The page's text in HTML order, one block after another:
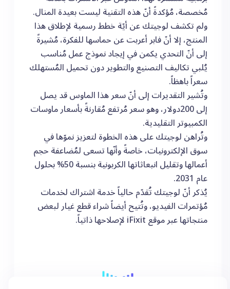
مُخصصة، مُؤكدةً أنّ هذه التقنية ليست بعيدة المنال.
ولم تكشف لوجيتك عن أيّة خطط رسمية لإطلاق هذا
المنتج، إلا أنّ فابر أعربت عن حماسها للفكرة، مُشيرةً
إلى أنّ التحدي يكمن في إيجاد نموذج عمل مُناسب
يُلبي تكاليف التصنيع والتطوير دون تحميل المُستهلك
سعراً باهظاً.
وتُشير التقديرات إلى أنّ سعر هذا الماوس قد يصل
إلى 200دولار، وهو سعر مُرتفع مُقارنةً بأسعار ماوسات
الكمبيوتر التقليدية.
وتُراهن لوجيتك على هذه الخطوة لتعزيز نموّها في
سوق الإلكترونيات، خاصةً وأنّها تسعى لمُضاعفة حجم
أعمالها وتقليل انبعاثاتها الكربونية بنسبة 50% بحلول
عام 2031.
يُذكر أنّ لوجيتك تُقدّم حالياً خدمة اشتراك لخدمات
مُؤتمرات الفيديو، وتُتيح أيضاً شراء قطع غيار لبعض
منتجاتها عبر موقع iFixit لإصلاحها ذاتياً.